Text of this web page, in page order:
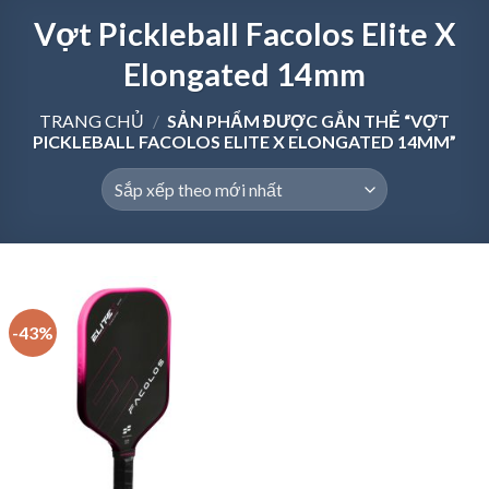
Vợt Pickleball Facolos Elite X
Elongated 14mm
TRANG CHỦ / SẢN PHẨM ĐƯỢC GẮN THẺ “VỢT
PICKLEBALL FACOLOS ELITE X ELONGATED 14MM”
-43%